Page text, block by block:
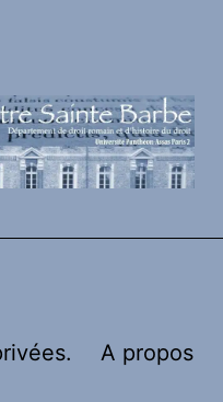
A propos